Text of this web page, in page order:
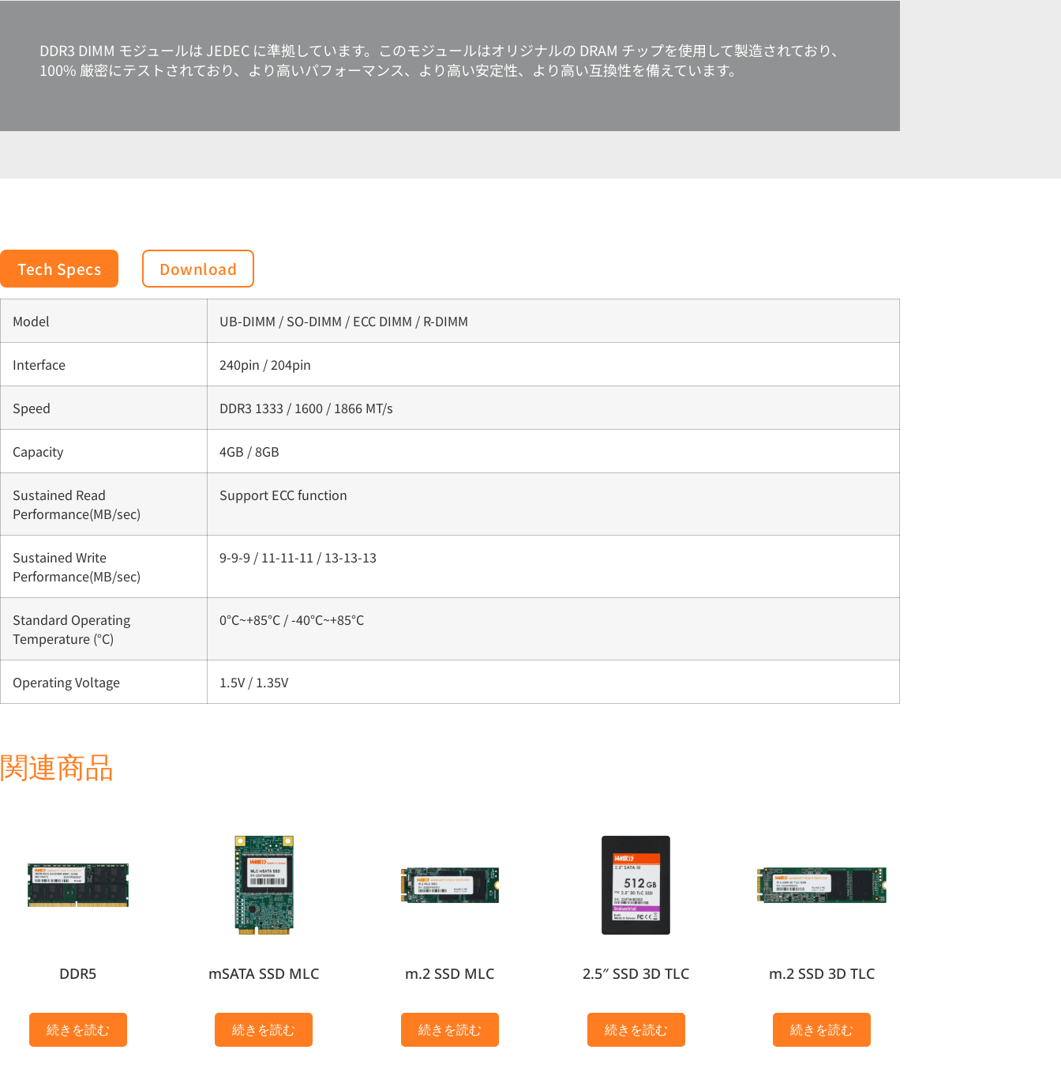
DDR3 DIMM モジュールは JEDEC に準拠しています。このモジュールはオリジナルの DRAM チップを使用して製造されており、
100% 厳密にテストされており、より高いパフォーマンス、より高い安定性、より高い互換性を備えています。
Tech Specs Download
Model UB-DIMM / SO-DIMM / ECC DIMM / R-DIMM
Interface 240pin / 204pin
Speed DDR3 1333 / 1600 / 1866 MT/s
Capacity 4GB / 8GB
Sustained Read
Performance(MB/sec)
Support ECC function
Sustained Write
Performance(MB/sec)
9-9-9 / 11-11-11 / 13-13-13
Standard Operating
Temperature (°C)
0°C~+85°C / -40°C~+85°C
Operating Voltage 1.5V / 1.35V
関連商品
DDR5
続きを読む
mSATA SSD MLC
続きを読む
m.2 SSD MLC
続きを読む
2.5″ SSD 3D TLC
続きを読む
m.2 SSD 3D TLC
続きを読む